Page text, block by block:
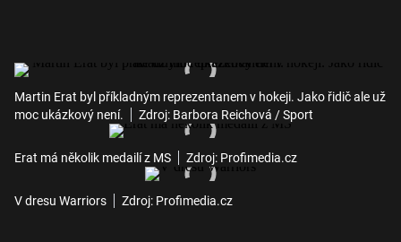
Martin Erat byl příkladným reprezentanem v hokeji. Jako řidič ale už
moc ukázkový není.
Zdroj: Barbora Reichová / Sport
Erat má několik medailí z MS Zdroj: Profimedia.cz
V dresu Warriors Zdroj: Profimedia.cz